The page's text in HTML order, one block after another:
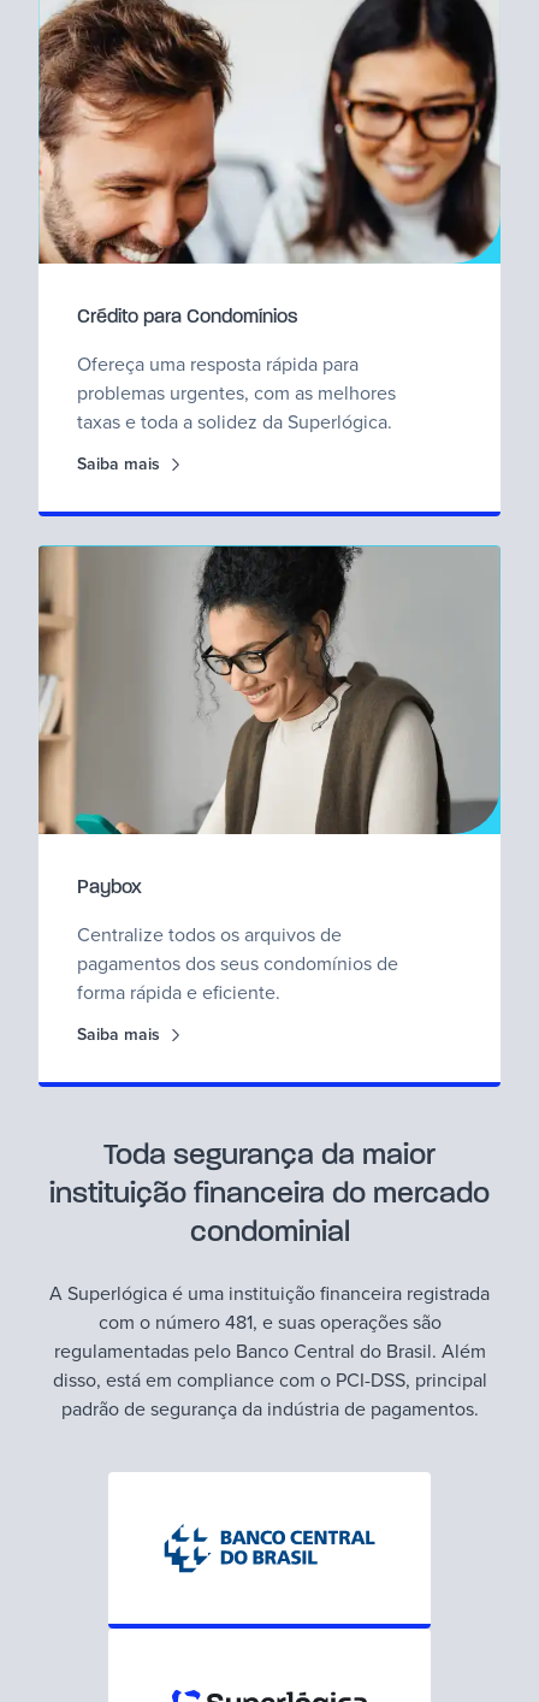
Crédito para Condomínios
Ofereça uma resposta rápida para
problemas urgentes, com as melhores
taxas e toda a solidez da Superlógica.
Saiba mais
Paybox
Centralize todos os arquivos de
pagamentos dos seus condomínios de
forma rápida e eficiente.
Saiba mais
Toda segurança da maior
instituição financeira do mercado
condominial
A Superlógica é uma instituição financeira registrada
com o número 481, e suas operações são
regulamentadas pelo Banco Central do Brasil. Além
disso, está em compliance com o PCI-DSS, principal
padrão de segurança da indústria de pagamentos.